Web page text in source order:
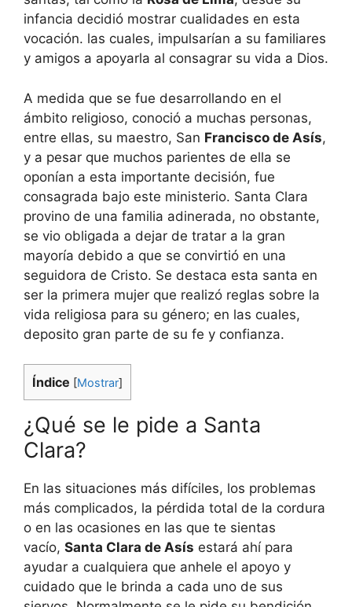
infancia decidió mostrar cualidades en esta
vocación. las cuales, impulsarían a su familiares
y amigos a apoyarla al consagrar su vida a Dios.
A medida que se fue desarrollando en el
ámbito religioso, conoció a muchas personas,
entre ellas, su maestro, San Francisco de Asís,
y a pesar que muchos parientes de ella se
oponían a esta importante decisión, fue
consagrada bajo este ministerio. Santa Clara
provino de una familia adinerada, no obstante,
se vio obligada a dejar de tratar a la gran
mayoría debido a que se convirtió en una
seguidora de Cristo. Se destaca esta santa en
ser la primera mujer que realizó reglas sobre la
vida religiosa para su género; en las cuales,
deposito gran parte de su fe y confianza.
Índice [Mostrar]
¿Qué se le pide a Santa
Clara?
En las situaciones más difíciles, los problemas
más complicados, la pérdida total de la cordura
o en las ocasiones en las que te sientas
vacío, Santa Clara de Asís estará ahí para
ayudar a cualquiera que anhele el apoyo y
cuidado que le brinda a cada uno de sus